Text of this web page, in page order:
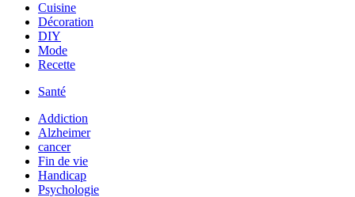
Cuisine
Décoration
DIY
Mode
Recette
Santé
Addiction
Alzheimer
cancer
Fin de vie
Handicap
Psychologie